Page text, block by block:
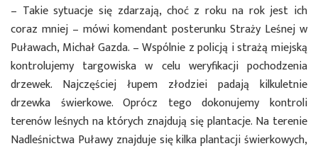
– Takie sytuacje się zdarzają, choć z roku na rok jest ich
coraz mniej – mówi komendant posterunku Straży Leśnej w
Puławach, Michał Gazda. – Wspólnie z policją i strażą miejską
kontrolujemy targowiska w celu weryfikacji pochodzenia
drzewek. Najczęściej łupem złodziei padają kilkuletnie
drzewka świerkowe. Oprócz tego dokonujemy kontroli
terenów leśnych na których znajdują się plantacje. Na terenie
Nadleśnictwa Puławy znajduje się kilka plantacji świerkowych,